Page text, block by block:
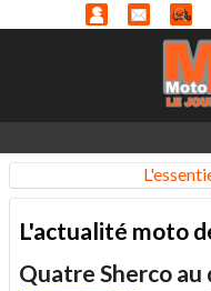
L'actualité moto
Quatre Sherco